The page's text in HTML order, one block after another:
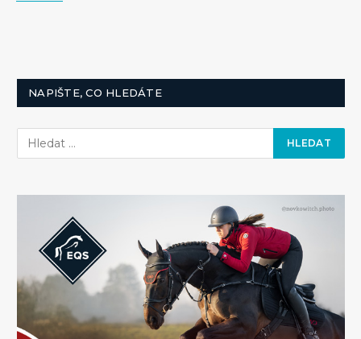
NAPIŠTE, CO HLEDÁTE